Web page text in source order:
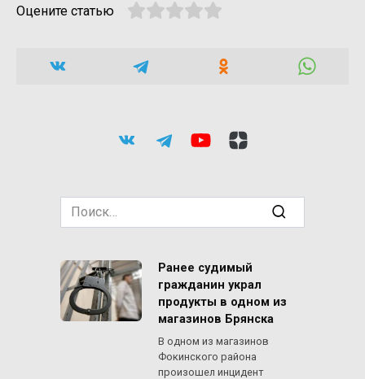
Оцените статью
Search
for:
Ранее судимый
гражданин украл
продукты в одном из
магазинов Брянска
В одном из магазинов
Фокинского района
произошел инцидент